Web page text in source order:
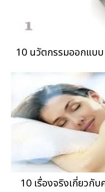
10 นวัตกรรมออกแบ
10 เรื่องจริงเกี่ยวกั